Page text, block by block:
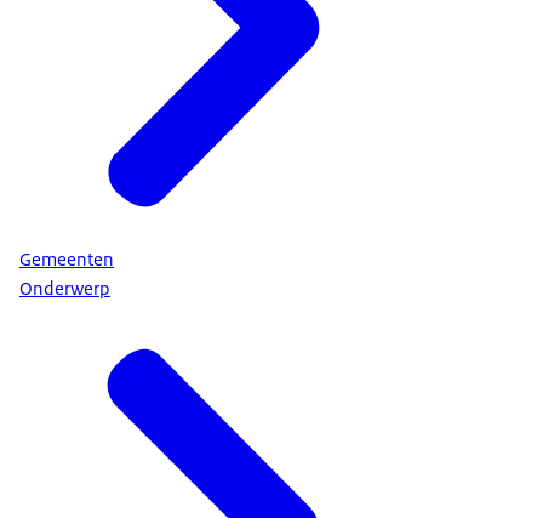
Gemeenten
Onderwerp